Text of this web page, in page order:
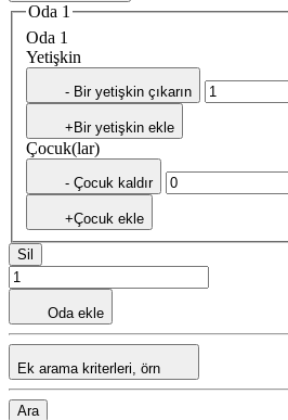
Oda 1
Oda 1
Yetişkin
- Bir yetişkin çıkarın
+Bir yetişkin ekle
Çocuk(lar)
- Çocuk kaldır
+Çocuk ekle
Sil
Oda ekle
Ek arama kriterleri, örn
Ara